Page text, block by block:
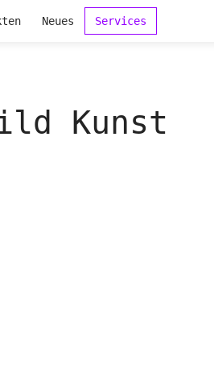
Neues Services
Kunst